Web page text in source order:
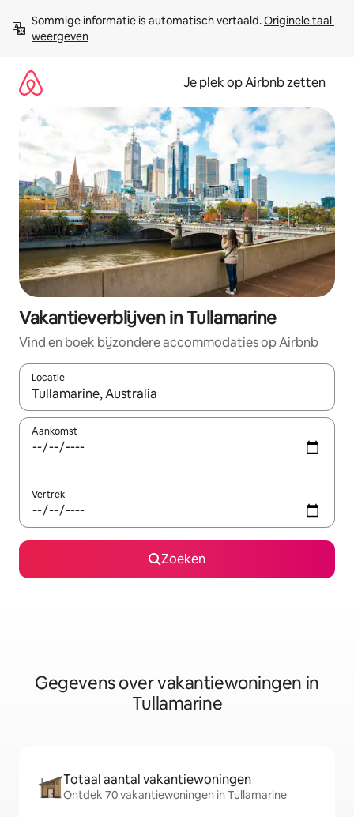
direct
naar
Sommige informatie is automatisch vertaald. Originele taal
weergeven
Je plek op Airbnb zetten
Vakantieverblijven in Tullamarine
Vind en boek bijzondere accommodaties op Airbnb
Locatie
Wanneer er resultaten beschikbaar zijn, maak je een keuze
Aankomst
Vertrek
Zoeken
Gegevens over vakantiewoningen in
Tullamarine
Totaal aantal vakantiewoningen
Ontdek 70 vakantiewoningen in Tullamarine